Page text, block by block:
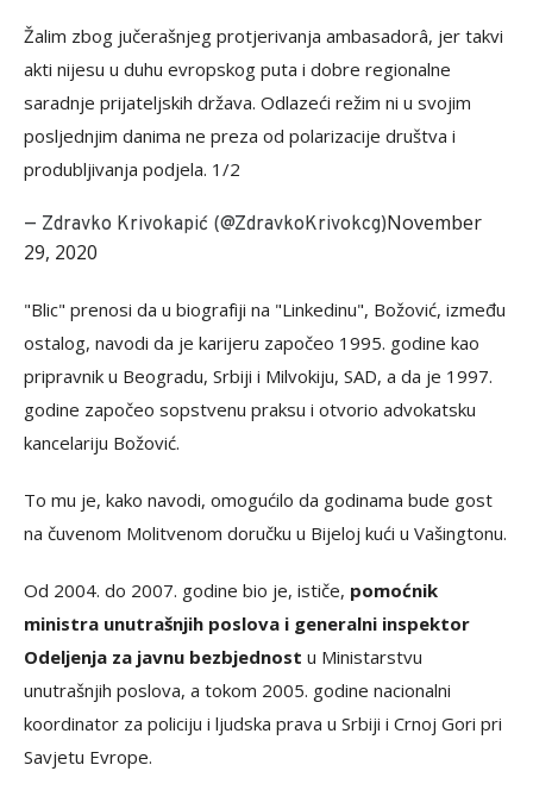
Žalim zbog jučerašnjeg protjerivanja ambasadorâ, jer takvi
akti nijesu u duhu evropskog puta i dobre regionalne
saradnje prijateljskih država. Odlazeći režim ni u svojim
posljednjim danima ne preza od polarizacije društva i
produbljivanja podjela. 1/2
— Zdravko Krivokapić (@ZdravkoKrivokcg)November
29, 2020
"Blic" prenosi da u biografiji na "Linkedinu", Božović, između
ostalog, navodi da je karijeru započeo 1995. godine kao
pripravnik u Beogradu, Srbiji i Milvokiju, SAD, a da je 1997.
godine započeo sopstvenu praksu i otvorio advokatsku
kancelariju Božović.
To mu je, kako navodi, omogućilo da godinama bude gost
na čuvenom Molitvenom doručku u Bijeloj kući u Vašingtonu.
Od 2004. do 2007. godine bio je, ističe, pomoćnik
ministra unutrašnjih poslova i generalni inspektor
Odeljenja za javnu bezbjednost u Ministarstvu
unutrašnjih poslova, a tokom 2005. godine nacionalni
koordinator za policiju i ljudska prava u Srbiji i Crnoj Gori pri
Savjetu Evrope.